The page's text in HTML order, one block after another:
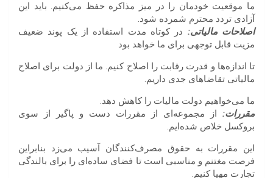
ما موقعیت خودمان را در میز مذاکره حفظ می‌کنیم. باید این
آزادی تردد محترم شمرده شود.
اصلاحات مالیاتی: در کوتاه مدت استفاده از یک پوند ضعیف
مزیت قابل توجهی برای ما خواهد بود
تا اندازه‌ها و قدرت رقابت را اصلاح کنیم. ما از دولت برای اصلاح
مالیاتی تقاضاهای جدی داریم.
ما می‌خواهیم دولت مالیات را کاهش دهد.
مقررات: از مجموعه‌ای از مقررات دست و پاگیر از سوی
بروکسل خلاص شده‌ایم.
این مقررات به حقوق مصرف‌کنندگان آسیب می‌زد بنابراین
فرصت مغتنم و مناسبی است تا فضای ساده‌ای را برای بالندگی
تجارت مهیا کنیم.